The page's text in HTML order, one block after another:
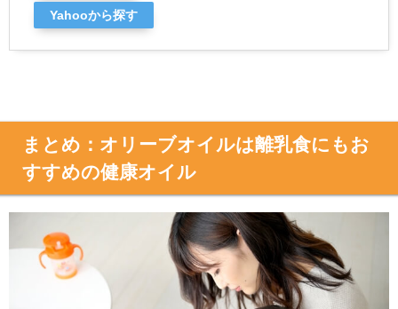
Yahooから探す
まとめ：オリーブオイルは離乳食にもお
すすめの健康オイル